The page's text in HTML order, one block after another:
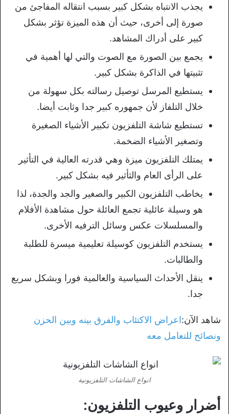
يجذب الانتباه بشكل كبير بسبب انتقاله المفاجئ من
صورة إلى أخرى، حيث أن هذه الميزة تؤثر بشكل
كبير على أدراك المشاهد.
يجمع بين الصورة مع الصوت والتي لها أهمية في
تثبيتها في الذاكرة بشكل كبير.
يستطيع المرسل توصيل رسالته بكل سهولة من
خلال التلفاز لأن جمهوره كبير جدا وثابت أيضا.
تستطيع شاشة التلفزيون تكبير الأشياء الصغيرة
وتصغير الأشياء الضخمة.
يمتلك التلفزيون ميزة وهي قدرته العالية في التأثير
على الرأى العام والثأثير فيه بشكل كبير.
يخاطب التلفزيون الكبير والصغير والجد والجدة، لذا
هو وسيلة عائلية تجمع العائلة حول مشاهدة الأفلام
والمسلسلات عكس وسائل الترفيه الأخرى.
يستخدم التلفزيون كوسيلة تعليمية ميسرة للطلبة
والطالبات.
ينقل الأحداث السياسية والعالمية فورا وبشكل سريع
جدا.
شاهد الآن:اعراض الاكتئاب والفرق بينه وبين الحزن
ونصائح للتعامل معه
انواع الشاشات التلفزيونية
أضرار وعيوب التلفزيون: